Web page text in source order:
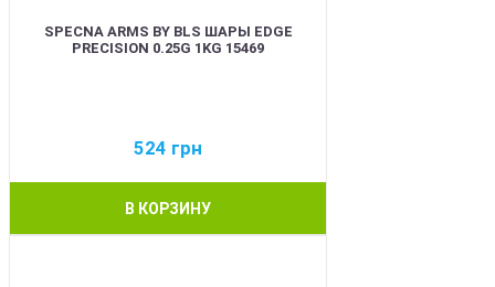
SPECNA ARMS BY BLS ШАРЫ EDGE
PRECISION 0.25G 1KG 15469
524 грн
В КОРЗИНУ